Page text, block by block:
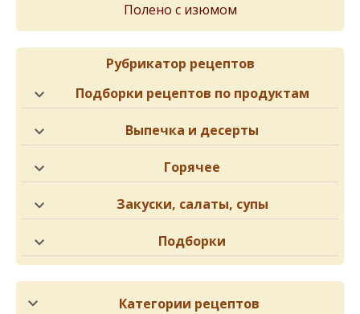
Полено с изюмом
Рубрикатор рецептов
Подборки рецептов по продуктам
Выпечка и десерты
Горячее
Закуски, салаты, супы
Подборки
Категории рецептов